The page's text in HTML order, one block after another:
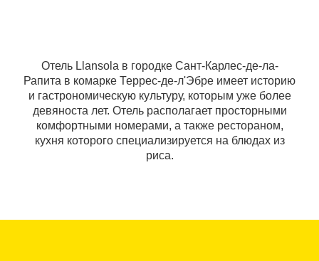
Отель Llansola в городке Сант-Карлес-де-ла-
Рапита в комарке Террес-де-л'Эбре имеет историю
и гастрономическую культуру, которым уже более
девяноста лет. Отель располагает просторными
комфортными номерами, а также рестораном,
кухня которого специализируется на блюдах из
риса.